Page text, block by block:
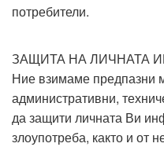
потребители.
ЗАЩИТА НА ЛИЧНАТА
Ние взимаме предпазни
административни,
да защити личната Ви
злоупотреба, както и от